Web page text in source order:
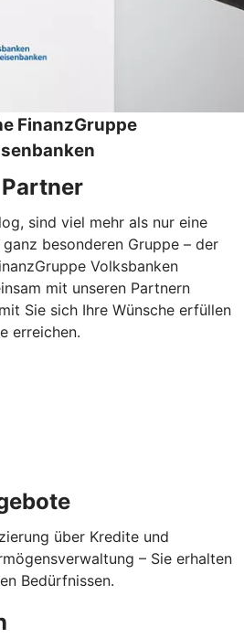
FinanzGruppe
sind viel mehr als nur eine
besonderen Gruppe – der
Volksbanken
mit unseren Partnern
Sie sich Ihre Wünsche erfüllen
erreichen.
über Kredite und
– Sie erhalten
Bedürfnissen.